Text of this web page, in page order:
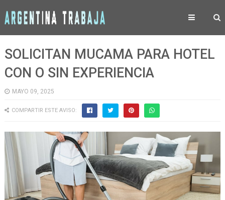
SOLICITAN MUCAMA PARA HOTEL
CON O SIN EXPERIENCIA
MAYO 09, 2025
COMPARTIR ESTE AVISO: